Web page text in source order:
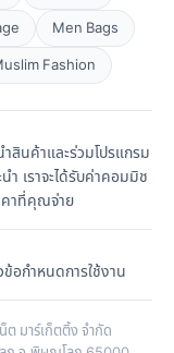
Men Bags
Fashion
สินค้าและร่วมโปรแกรม
เราจะได้รับค่าคอมมิช
คาที่คุณจ่าย
ข้อกำหนดการใช้งาน
ต มาร์เก็ตติ้ง จำกัด